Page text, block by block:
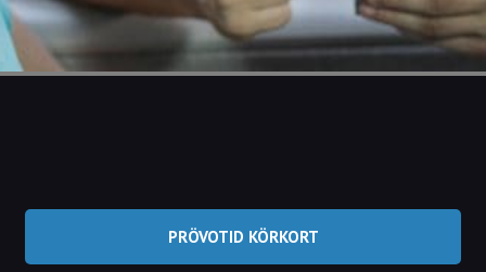
PRÖVOTID KÖRKORT